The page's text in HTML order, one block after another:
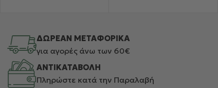
ΔΩΡΕΑΝ ΜΕΤΑΦΟΡΙΚΑ
για αγορές άνω των 60€
ΑΝΤΙΚΑΤΑΒΟΛΗ
Πληρώστε κατά την Παραλαβή